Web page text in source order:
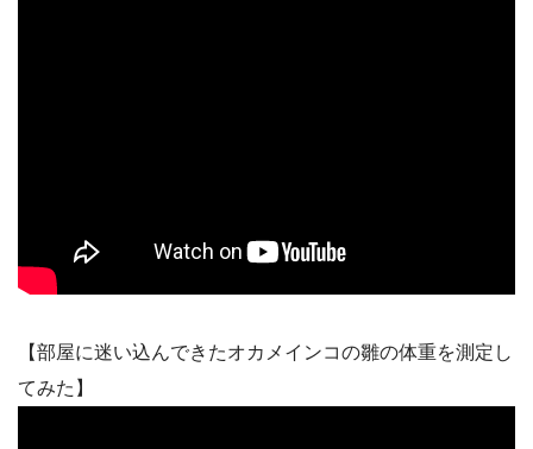
【部屋に迷い込んできたオカメインコの雛の体重を測定し
てみた】